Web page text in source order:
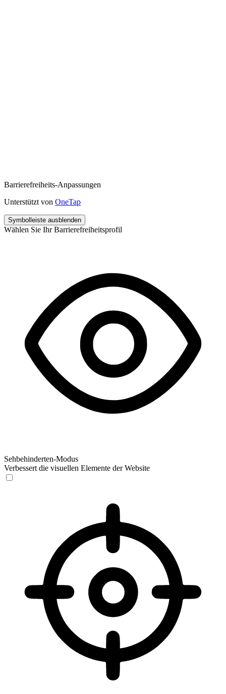
Barrierefreiheits-Anpassungen
Unterstützt von OneTap
Symbolleiste ausblenden
Wählen Sie Ihr Barrierefreiheitsprofil
Sehbehinderten-Modus
Verbessert die visuellen Elemente der Website